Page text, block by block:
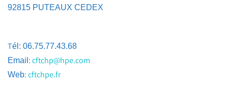
92815 PUTEAUX CEDEX
Tél: 06.75.77.43.68
Email :cftchp@hpe.com
Web:cftchpe.fr